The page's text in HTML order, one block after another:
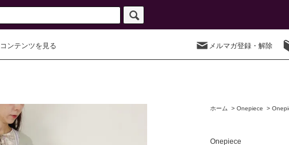
コンテンツを見る メルマガ登録・解除
ホーム > Onepiece >
Onepiece